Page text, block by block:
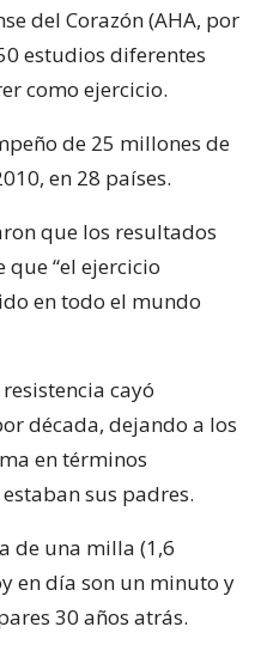
del Corazón (AHA, por
estudios diferentes
como ejercicio.
de 25 millones de
en 28 países.
que los resultados
“el ejercicio
en todo el mundo
cayó
década, dejando a los
en términos
sus padres.
de una milla (1,6
en día son un minuto y
30 años atrás.